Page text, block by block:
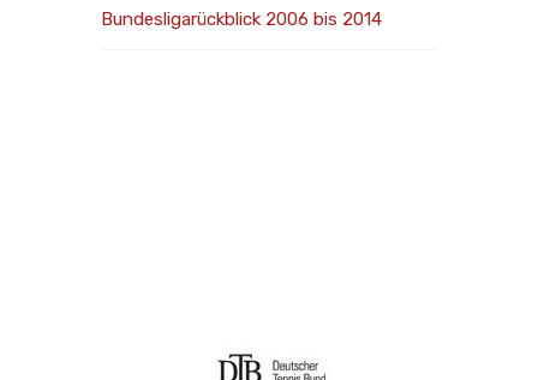
Bundesligarückblick 2006 bis 2014